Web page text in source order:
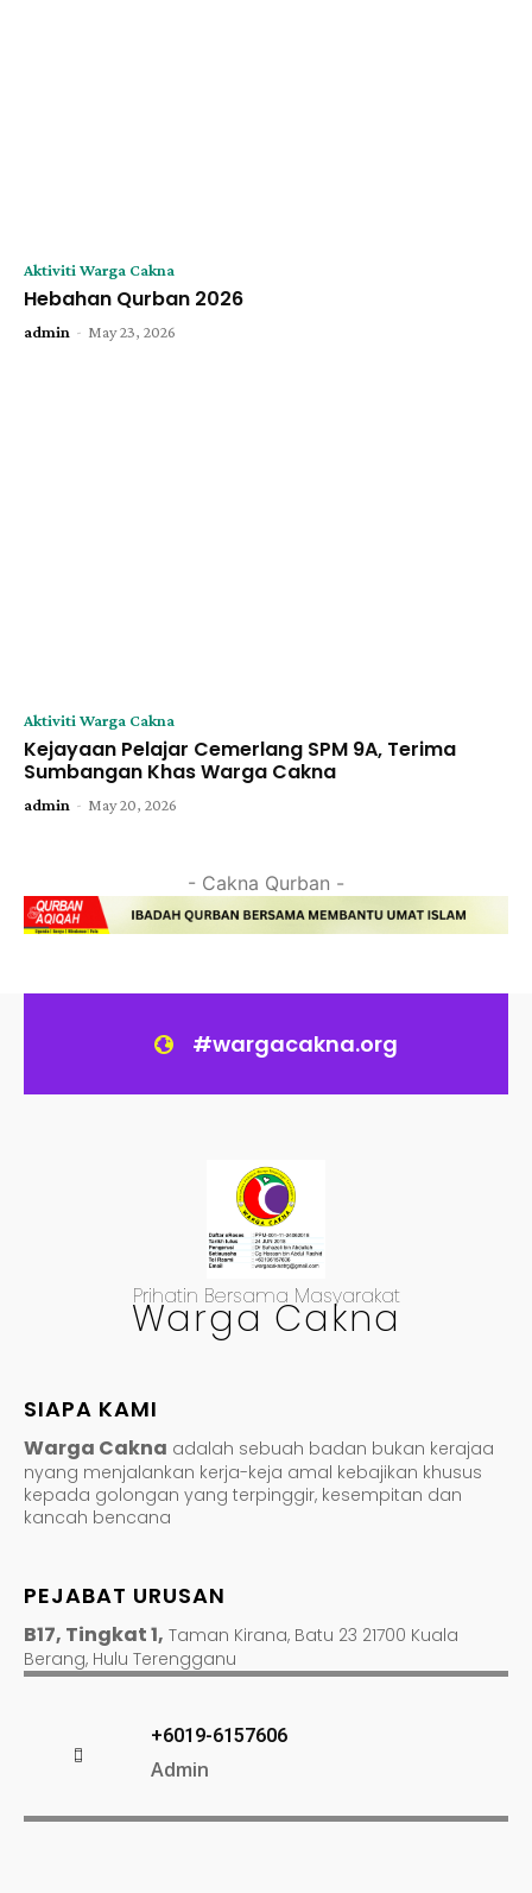
Aktiviti Warga Cakna
Hebahan Qurban 2026
admin - May 23, 2026
Aktiviti Warga Cakna
Kejayaan Pelajar Cemerlang SPM 9A, Terima
Sumbangan Khas Warga Cakna
admin - May 20, 2026
- Cakna Qurban -
#wargacakna.org
Prihatin Bersama Masyarakat
Warga Cakna
SIAPA KAMI
Warga Cakna adalah sebuah badan bukan kerajaa
nyang menjalankan kerja-keja amal kebajikan khusus
kepada golongan yang terpinggir, kesempitan dan
kancah bencana
PEJABAT URUSAN
B17, Tingkat 1, Taman Kirana, Batu 23 21700 Kuala
Berang, Hulu Terengganu
+6019-6157606
Admin